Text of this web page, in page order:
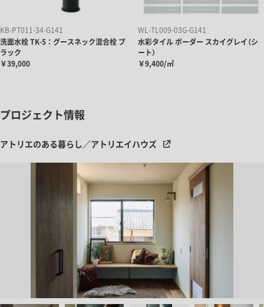
KB-PT011-34-G141
洗面水栓 TK-5：グースネック混合栓 ブ
ラック
￥39,000
WL-TL009-03G-G141
水彩タイル ボーダー スカイグレイ（シ
ート）
￥9,400/㎡
プロジェクト情報
アトリエのある暮らし／アトリエイハウズ